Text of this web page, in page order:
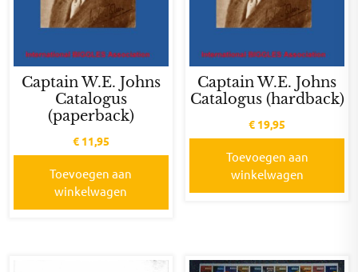
Captain W.E. Johns
Catalogus
(paperback)
€11,95
Toevoegen aan
winkelwagen
Captain W.E. Johns
Catalogus (hardback)
€ 19,95
Toevoegen aan
winkelwagen